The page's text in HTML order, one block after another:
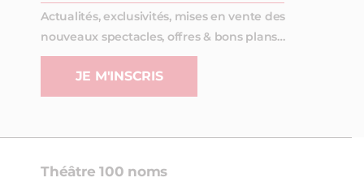
Actualités, exclusivités, mises en vente des
nouveaux spectacles, offres & bons plans…
JE M'INSCRIS
Théâtre 100 noms